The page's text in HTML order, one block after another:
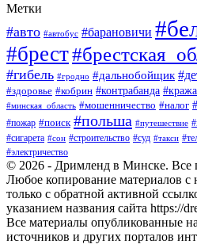
Метки
#авто #автобус #барановичи
#брест
#гибель #гродно #дальнобойщик
#здоровье #кобрин #контрабанда #кража
#минская_область #мошенничество #налог
#пожар #поиск #польша #путешествие
#сигарета #сон #строительство #суд #такси
#электричество
© 2026 - Дримленд в Минске. Все
Любое копирование материалов с
только с обратной активной
указанием названия сайта https://
Все материалы опубликованные
источников и других порталов